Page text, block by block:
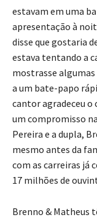
estavam em uma
apresentação à
disse que gostaria
estava tentando a
mostrasse algumas
a um bate-papo
cantor agradeceu o
um compromisso
Pereira e a dupla,
mesmo antes da
com as carreiras já
17 milhões de
Brenno & Matheus